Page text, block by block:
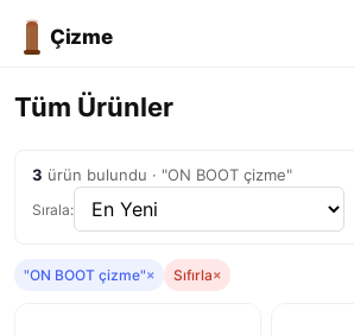
Çizme
Tüm Ürünler
3 ürün bulundu · "ON BOOT çizme"
Sırala:
"ON BOOT çizme"× Sıfırla×